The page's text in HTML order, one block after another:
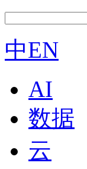
中EN
AI
数据
云